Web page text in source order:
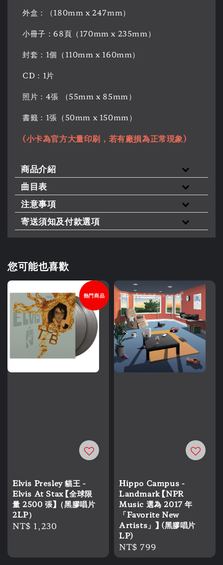
外盒：（180mm x 247mm）
小冊子：68頁（170mm x 235mm）
封套：1個（110mm x 160mm）
CD：1片
照片：4張 （55mm x 85mm）
書籤：1張（50mm x 150mm）
(小卡為官方大量印刷，若有廠損為正常現象)
商品介紹
曲目表
注意事項
寄送須知及付款選項
您可能也喜歡
熱門商品
Elvis Presley 貓王 -
Elvis At Stax 【全球限
量 2500 張】（黑膠唱片
2LP）
Regular
NT$ 1,230
Hippo Campus -
Landmark 【NPR
Music 選為 2017 年
「Favorite New
Artists」】 (黑膠唱片
LP)
Regular
price
NT$ 799